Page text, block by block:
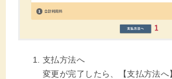
支払方法へ
変更が完了したら、【支払方法へ